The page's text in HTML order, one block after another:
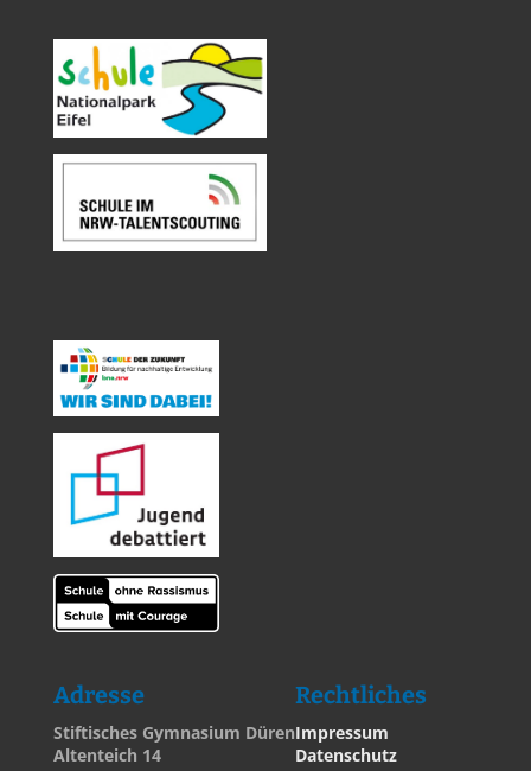
Adresse
Stiftisches Gymnasium Düren
Altenteich 14
Rechtliches
Impressum
Datenschutz